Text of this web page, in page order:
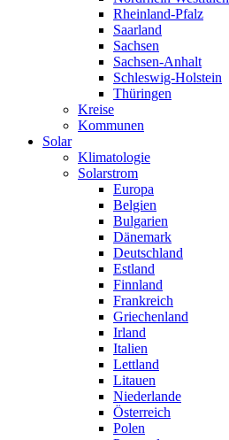
Rheinland-Pfalz
Saarland
Sachsen
Sachsen-Anhalt
Schleswig-Holstein
Thüringen
Kreise
Kommunen
Solar
Klimatologie
Solarstrom
Europa
Belgien
Bulgarien
Dänemark
Deutschland
Estland
Finnland
Frankreich
Griechenland
Irland
Italien
Lettland
Litauen
Niederlande
Österreich
Polen